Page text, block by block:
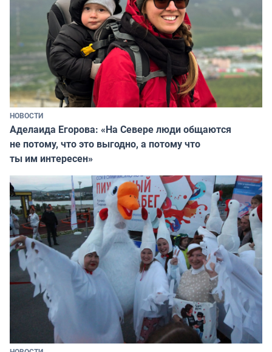
НОВОСТИ
Аделаида Егорова: «На Севере люди общаются
не потому, что это выгодно, а потому что
ты им интересен»